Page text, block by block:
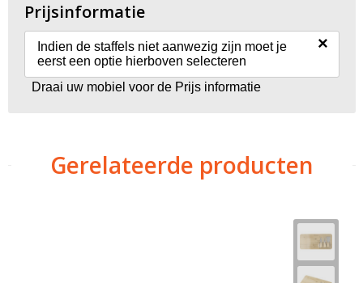
Prijsinformatie
Indien de staffels niet aanwezig zijn moet je
eerst een optie hierboven selecteren
×
Draai uw mobiel voor de Prijs informatie
Gerelateerde producten